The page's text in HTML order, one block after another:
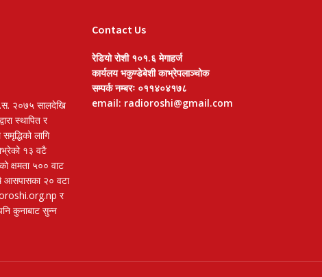
२०७५ सालदेखि
स्थापित र
लागि
१३ वटै
क्षमता ५०० वाट
आसपासका २० वटा
र
कुनाबाट सुन्न
Contact Us
रेडियो रोशी १०१.६ मेगाहर्ज
कार्यलय भकुण्डेबेशी काभ्रेपलाञ्चोक
सम्पर्क नम्बरः ०११४०४१७८
email: radioroshi@gmail.com